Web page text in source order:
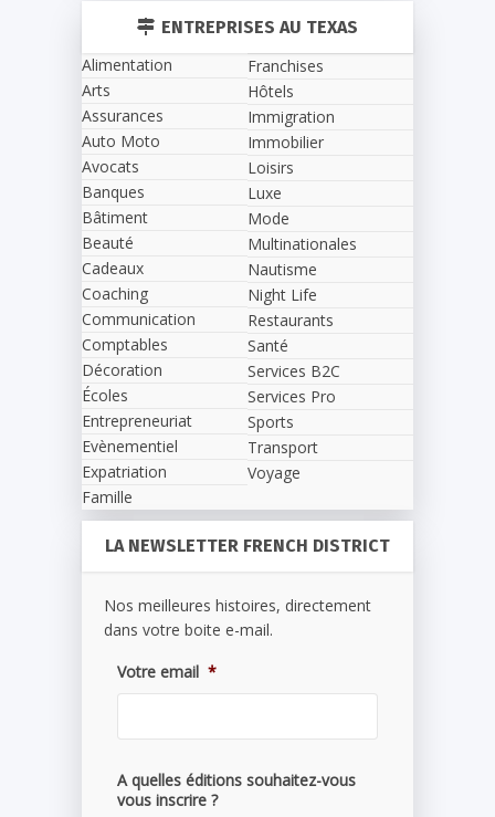
ENTREPRISES AU TEXAS
Alimentation
Arts
Assurances
Auto Moto
Avocats
Banques
Bâtiment
Beauté
Cadeaux
Coaching
Communication
Comptables
Décoration
Écoles
Entrepreneuriat
Evènementiel
Expatriation
Famille
Franchises
Hôtels
Immigration
Immobilier
Loisirs
Luxe
Mode
Multinationales
Nautisme
Night Life
Restaurants
Santé
Services B2C
Services Pro
Sports
Transport
Voyage
LA NEWSLETTER FRENCH DISTRICT
Nos meilleures histoires, directement
dans votre boite e-mail.
Votre email *
A quelles éditions souhaitez-vous
vous inscrire ?